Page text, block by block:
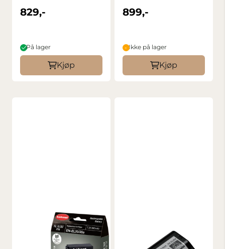
Charger Kit
829,-
På lager
Kjøp
899,-
Ikke på lager
Kjøp